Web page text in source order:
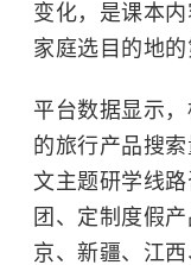
变化，是课本
家庭选目的地的
平台数据显示，
的旅行产品搜
文主题研学线
团、定制度假
京、新疆、江